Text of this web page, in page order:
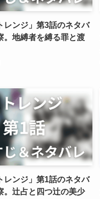
レンジ」第3話のネタバ
。地縛者を縛る罪と渡
レンジ」第1話のネタバ
。辻占と四つ辻の美少